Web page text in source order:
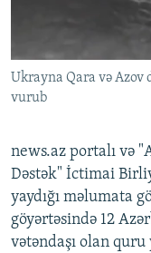
Ukrayna Qara və
vurub
news.az portalı və
Dəstək" İctimai
yaydığı məlumata
göyərtəsində 12
vətəndaşı olan